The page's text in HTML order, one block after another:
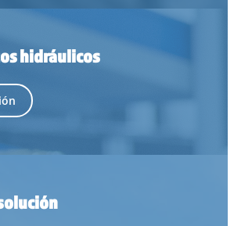
hidráulicos